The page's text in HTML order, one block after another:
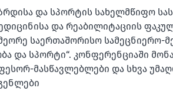
და სპორტის სახელმწიფო
და რეაბილიტაციის
მეორე საერთაშორისო სამეცნიერო-
და სპორტი“. კონფერენციაში
მასწავლებლები და სხვა